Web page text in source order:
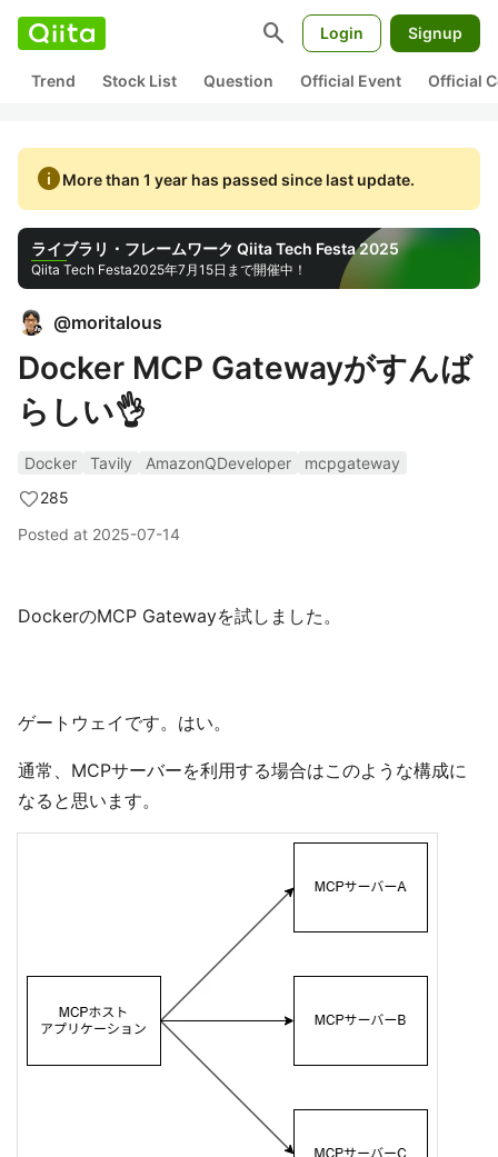
search Login Signup
Trend Stock List Question Official Event Official
infoMore than 1 year has passed since last update.
ライブラリ・フレームワーク Qiita Tech Festa 2025
Qiita Tech Festa2025年7月15日まで開催中！
@moritalous
Docker MCP Gatewayがすんば
らしい👌
Docker Tavily AmazonQDeveloper
mcpgateway
285
Posted at 2025-07-14
DockerのMCP Gatewayを試しました。
ゲートウェイです。はい。
通常、MCPサーバーを利用する場合はこのような構成に
なると思います。